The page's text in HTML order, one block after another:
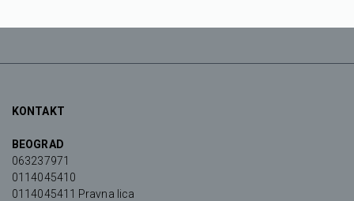
KONTAKT
BEOGRAD
063237971
0114045410
0114045411 Pravna lica